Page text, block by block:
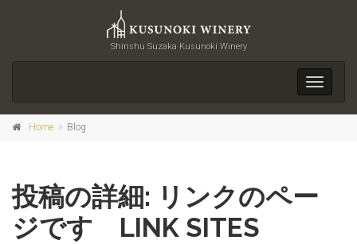
Shinshu Suzaka Kusunoki Winery
Toggle
Home Blog
投稿の詳細: リンクのペー
ジです LINK SITES